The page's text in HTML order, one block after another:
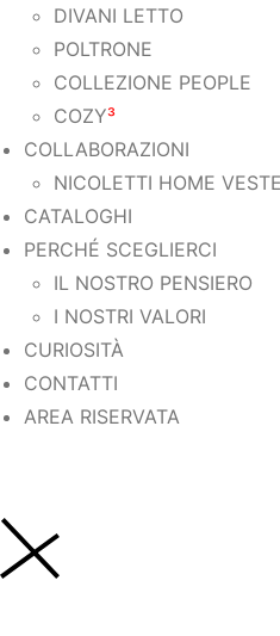
DIVANI LETTO
POLTRONE
COLLEZIONE PEOPLE
COZY³
COLLABORAZIONI
NICOLETTI HOME
CATALOGHI
PERCHÉ SCEGLIERCI
IL NOSTRO PENSIERO
I NOSTRI VALORI
CURIOSITÀ
CONTATTI
AREA RISERVATA